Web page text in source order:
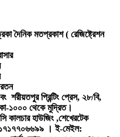
দৈনিক মতপ্রকাশ ( রেজিষ্ট্রেশন
প্রিন্টিং প্রেস, ২৮/বি,
১০০০ থেকে মুদ্রিত।
কালচার হাউজিং ,শেখেরটেক
। ই-মেইল: